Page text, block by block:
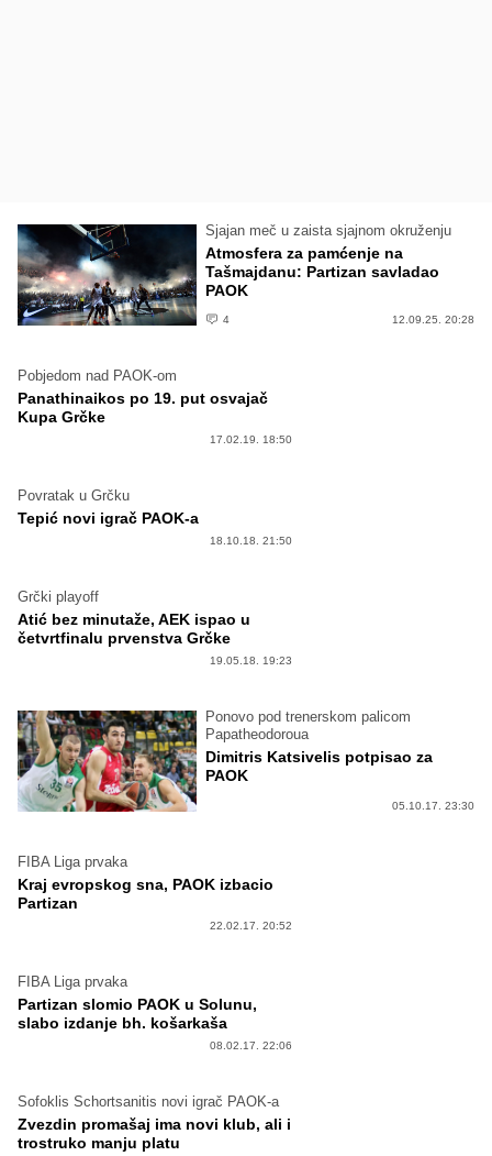
Sjajan meč u zaista sjajnom okruženju
Atmosfera za pamćenje na
Tašmajdanu: Partizan savladao
PAOK
4 12.09.25. 20:28
Pobjedom nad PAOK-om
Panathinaikos po 19. put osvajač
Kupa Grčke
17.02.19. 18:50
Povratak u Grčku
Tepić novi igrač PAOK-a
18.10.18. 21:50
Grčki playoff
Atić bez minutaže, AEK ispao u
četvrtfinalu prvenstva Grčke
19.05.18. 19:23
Ponovo pod trenerskom palicom
Papatheodoroua
Dimitris Katsivelis potpisao za
PAOK
05.10.17. 23:30
FIBA Liga prvaka
Kraj evropskog sna, PAOK izbacio
Partizan
22.02.17. 20:52
FIBA Liga prvaka
Partizan slomio PAOK u Solunu,
slabo izdanje bh. košarkaša
08.02.17. 22:06
Sofoklis Schortsanitis novi igrač PAOK-a
Zvezdin promašaj ima novi klub, ali i
trostruko manju platu